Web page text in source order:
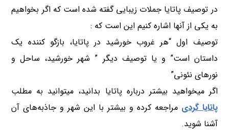
در توصیف پاتایا جملات زیبایی گفته شده است که اگر بخواهیم
به یکی از آنها اشاره کنیم این است که :
توصیف اول “هر غروب خورشید در پاتایا، بازگو کننده یک
داستان است” و یا توصیف دیگر ” شهر خورشید، ساحل و
نورهای نئونی”
اگر میخواهید بیشتر درباره پاتایا بدانید، میتوانید به مطلب
پاتایا گردی مراجعه کرده و بیشتر با این شهر و جاذبه‌های آن
آشنا شوید.